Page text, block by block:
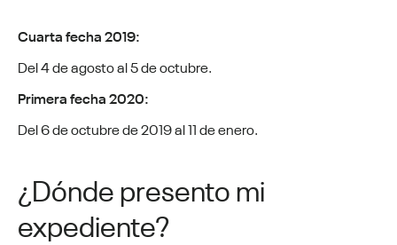
Cuarta fecha 2019:
Del 4 de agosto al 5 de octubre.
Primera fecha 2020:
Del 6 de octubre de 2019 al 11 de enero.
¿Dónde presento mi
expediente?